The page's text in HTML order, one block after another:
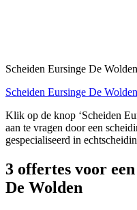
Scheiden Eursinge De
Scheiden Eursinge De Wolden
Klik op de knop ‘Scheiden
aan te vragen door een
gespecialiseerd in
3 offertes voor
De Wolden